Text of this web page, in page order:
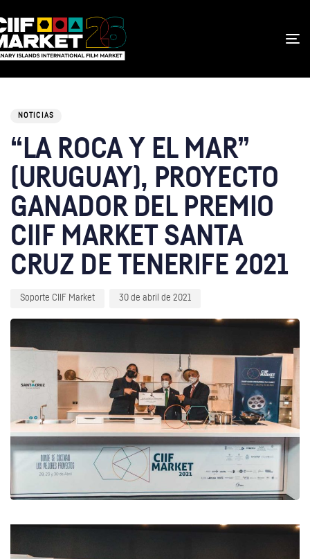
NOTICIAS
“LA ROCA Y EL MAR”
(URUGUAY), PROYECTO
GANADOR DEL PREMIO
CIIF MARKET SANTA
CRUZ DE TENERIFE 2021
Soporte CIIF Market 30 de abril de 2021